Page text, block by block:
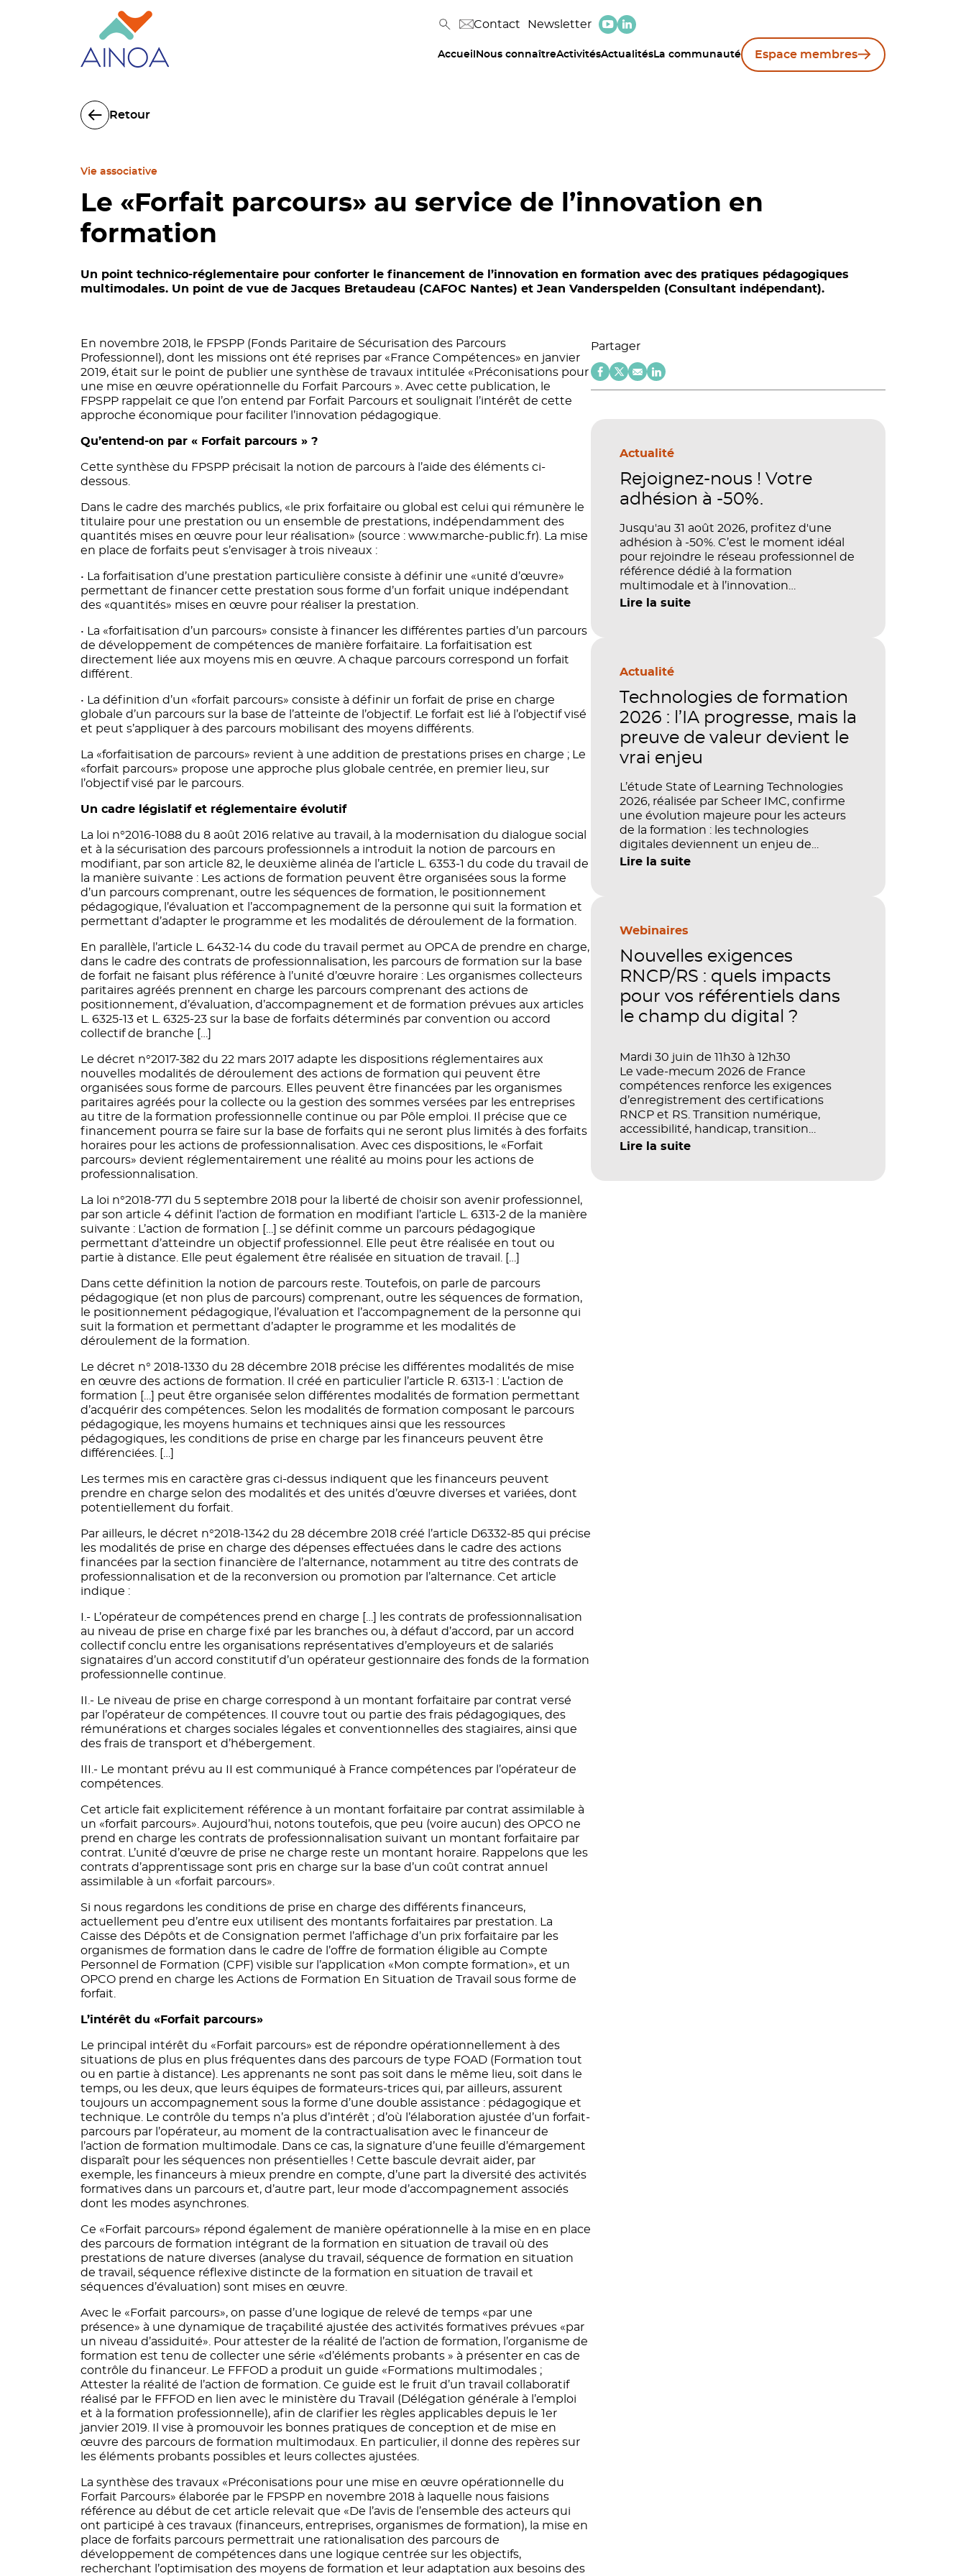
Contact Newsletter
Accueil Nous connaîtreActivitésActualités La communauté Espace membres
Retour
Vie associative
Le «Forfait parcours» au service de l’innovation en
formation
Un point technico-réglementaire pour conforter le financement de l’innovation en formation avec des pratiques pédagogiques
multimodales. Un point de vue de Jacques Bretaudeau (CAFOC Nantes) et Jean Vanderspelden (Consultant indépendant).
En novembre 2018, le FPSPP (Fonds Paritaire de Sécurisation des Parcours
Professionnel), dont les missions ont été reprises par «France Compétences» en janvier
2019, était sur le point de publier une synthèse de travaux intitulée «Préconisations pour
une mise en œuvre opérationnelle du Forfait Parcours ». Avec cette publication, le
FPSPP rappelait ce que l’on entend par Forfait Parcours et soulignait l’intérêt de cette
approche économique pour faciliter l’innovation pédagogique.
Qu’entend-on par « Forfait parcours » ?
Cette synthèse du FPSPP précisait la notion de parcours à l’aide des éléments ci-
dessous.
Dans le cadre des marchés publics, «le prix forfaitaire ou global est celui qui rémunère le
titulaire pour une prestation ou un ensemble de prestations, indépendamment des
quantités mises en œuvre pour leur réalisation» (source : www.marche-public.fr). La mise
en place de forfaits peut s’envisager à trois niveaux :
• La forfaitisation d’une prestation particulière consiste à définir une «unité d’œuvre»
permettant de financer cette prestation sous forme d’un forfait unique indépendant
des «quantités» mises en œuvre pour réaliser la prestation.
• La «forfaitisation d’un parcours» consiste à financer les différentes parties d’un parcours
de développement de compétences de manière forfaitaire. La forfaitisation est
directement liée aux moyens mis en œuvre. A chaque parcours correspond un forfait
différent.
• La définition d’un «forfait parcours» consiste à définir un forfait de prise en charge
globale d’un parcours sur la base de l’atteinte de l’objectif. Le forfait est lié à l’objectif visé
et peut s’appliquer à des parcours mobilisant des moyens différents.
La «forfaitisation de parcours» revient à une addition de prestations prises en charge ; Le
«forfait parcours» propose une approche plus globale centrée, en premier lieu, sur
l’objectif visé par le parcours.
Un cadre législatif et réglementaire évolutif
La loi n°2016-1088 du 8 août 2016 relative au travail, à la modernisation du dialogue social
et à la sécurisation des parcours professionnels a introduit la notion de parcours en
modifiant, par son article 82, le deuxième alinéa de l’article L. 6353-1 du code du travail de
la manière suivante : Les actions de formation peuvent être organisées sous la forme
d’un parcours comprenant, outre les séquences de formation, le positionnement
pédagogique, l’évaluation et l’accompagnement de la personne qui suit la formation et
permettant d’adapter le programme et les modalités de déroulement de la formation.
En parallèle, l’article L. 6432-14 du code du travail permet au OPCA de prendre en charge,
dans le cadre des contrats de professionnalisation, les parcours de formation sur la base
de forfait ne faisant plus référence à l’unité d’œuvre horaire : Les organismes collecteurs
paritaires agréés prennent en charge les parcours comprenant des actions de
positionnement, d’évaluation, d’accompagnement et de formation prévues aux articles
L. 6325-13 et L. 6325-23 sur la base de forfaits déterminés par convention ou accord
collectif de branche […]
Le décret n°2017-382 du 22 mars 2017 adapte les dispositions réglementaires aux
nouvelles modalités de déroulement des actions de formation qui peuvent être
organisées sous forme de parcours. Elles peuvent être financées par les organismes
paritaires agréés pour la collecte ou la gestion des sommes versées par les entreprises
au titre de la formation professionnelle continue ou par Pôle emploi. Il précise que ce
financement pourra se faire sur la base de forfaits qui ne seront plus limités à des forfaits
horaires pour les actions de professionnalisation. Avec ces dispositions, le «Forfait
parcours» devient réglementairement une réalité au moins pour les actions de
professionnalisation.
La loi n°2018-771 du 5 septembre 2018 pour la liberté de choisir son avenir professionnel,
par son article 4 définit l’action de formation en modifiant l’article L. 6313-2 de la manière
suivante : L’action de formation […] se définit comme un parcours pédagogique
permettant d’atteindre un objectif professionnel. Elle peut être réalisée en tout ou
partie à distance. Elle peut également être réalisée en situation de travail. […]
Dans cette définition la notion de parcours reste. Toutefois, on parle de parcours
pédagogique (et non plus de parcours) comprenant, outre les séquences de formation,
le positionnement pédagogique, l’évaluation et l’accompagnement de la personne qui
suit la formation et permettant d’adapter le programme et les modalités de
déroulement de la formation.
Le décret n° 2018-1330 du 28 décembre 2018 précise les différentes modalités de mise
en œuvre des actions de formation. Il créé en particulier l’article R. 6313-1 : L’action de
formation […] peut être organisée selon différentes modalités de formation permettant
d’acquérir des compétences. Selon les modalités de formation composant le parcours
pédagogique, les moyens humains et techniques ainsi que les ressources
pédagogiques, les conditions de prise en charge par les financeurs peuvent être
différenciées. […]
Les termes mis en caractère gras ci-dessus indiquent que les financeurs peuvent
prendre en charge selon des modalités et des unités d’œuvre diverses et variées, dont
potentiellement du forfait.
Par ailleurs, le décret n°2018-1342 du 28 décembre 2018 créé l’article D6332-85 qui précise
les modalités de prise en charge des dépenses effectuées dans le cadre des actions
financées par la section financière de l’alternance, notamment au titre des contrats de
professionnalisation et de la reconversion ou promotion par l’alternance. Cet article
indique :
I.- L’opérateur de compétences prend en charge […] les contrats de professionnalisation
au niveau de prise en charge fixé par les branches ou, à défaut d’accord, par un accord
collectif conclu entre les organisations représentatives d’employeurs et de salariés
signataires d’un accord constitutif d’un opérateur gestionnaire des fonds de la formation
professionnelle continue.
II.- Le niveau de prise en charge correspond à un montant forfaitaire par contrat versé
par l’opérateur de compétences. Il couvre tout ou partie des frais pédagogiques, des
rémunérations et charges sociales légales et conventionnelles des stagiaires, ainsi que
des frais de transport et d’hébergement.
III.- Le montant prévu au II est communiqué à France compétences par l’opérateur de
compétences.
Cet article fait explicitement référence à un montant forfaitaire par contrat assimilable à
un «forfait parcours». Aujourd’hui, notons toutefois, que peu (voire aucun) des OPCO ne
prend en charge les contrats de professionnalisation suivant un montant forfaitaire par
contrat. L’unité d’œuvre de prise ne charge reste un montant horaire. Rappelons que les
contrats d’apprentissage sont pris en charge sur la base d’un coût contrat annuel
assimilable à un «forfait parcours».
Si nous regardons les conditions de prise en charge des différents financeurs,
actuellement peu d’entre eux utilisent des montants forfaitaires par prestation. La
Caisse des Dépôts et de Consignation permet l’affichage d’un prix forfaitaire par les
organismes de formation dans le cadre de l’offre de formation éligible au Compte
Personnel de Formation (CPF) visible sur l’application «Mon compte formation», et un
OPCO prend en charge les Actions de Formation En Situation de Travail sous forme de
forfait.
L’intérêt du «Forfait parcours»
Le principal intérêt du «Forfait parcours» est de répondre opérationnellement à des
situations de plus en plus fréquentes dans des parcours de type FOAD (Formation tout
ou en partie à distance). Les apprenants ne sont pas soit dans le même lieu, soit dans le
temps, ou les deux, que leurs équipes de formateurs-trices qui, par ailleurs, assurent
toujours un accompagnement sous la forme d’une double assistance : pédagogique et
technique. Le contrôle du temps n’a plus d’intérêt ; d’où l’élaboration ajustée d’un forfait-
parcours par l’opérateur, au moment de la contractualisation avec le financeur de
l’action de formation multimodale. Dans ce cas, la signature d’une feuille d’émargement
disparaît pour les séquences non présentielles ! Cette bascule devrait aider, par
exemple, les financeurs à mieux prendre en compte, d’une part la diversité des activités
formatives dans un parcours et, d’autre part, leur mode d’accompagnement associés
dont les modes asynchrones.
Ce «Forfait parcours» répond également de manière opérationnelle à la mise en en place
des parcours de formation intégrant de la formation en situation de travail où des
prestations de nature diverses (analyse du travail, séquence de formation en situation
de travail, séquence réflexive distincte de la formation en situation de travail et
séquences d’évaluation) sont mises en œuvre.
Avec le «Forfait parcours», on passe d’une logique de relevé de temps «par une
présence» à une dynamique de traçabilité ajustée des activités formatives prévues «par
un niveau d’assiduité». Pour attester de la réalité de l’action de formation, l’organisme de
formation est tenu de collecter une série «d’éléments probants » à présenter en cas de
contrôle du financeur. Le FFFOD a produit un guide «Formations multimodales ;
Attester la réalité de l’action de formation. Ce guide est le fruit d’un travail collaboratif
réalisé par le FFFOD en lien avec le ministère du Travail (Délégation générale à l’emploi
et à la formation professionnelle), afin de clarifier les règles applicables depuis le 1er
janvier 2019. Il vise à promouvoir les bonnes pratiques de conception et de mise en
œuvre des parcours de formation multimodaux. En particulier, il donne des repères sur
les éléments probants possibles et leurs collectes ajustées.
La synthèse des travaux «Préconisations pour une mise en œuvre opérationnelle du
Forfait Parcours» élaborée par le FPSPP en novembre 2018 à laquelle nous faisions
référence au début de cet article relevait que «De l’avis de l’ensemble des acteurs qui
ont participé à ces travaux (financeurs, entreprises, organismes de formation), la mise en
place de forfaits parcours permettrait une rationalisation des parcours de
développement de compétences dans une logique centrée sur les objectifs,
recherchant l’optimisation des moyens de formation et leur adaptation aux besoins des
Partager
Actualité
Rejoignez-nous ! Votre
adhésion à -50%.
Jusqu'au 31 août 2026, profitez d'une
adhésion à -50%. C’est le moment idéal
pour rejoindre le réseau professionnel de
référence dédié à la formation
multimodale et à l’innovation
pédagogique.
Lire la suite
Actualité
Technologies de formation
2026 : l’IA progresse, mais la
preuve de valeur devient le
vrai enjeu
L’étude State of Learning Technologies
2026, réalisée par Scheer IMC, confirme
une évolution majeure pour les acteurs
de la formation : les technologies
digitales deviennent un enjeu de
pilotage, de performance et de preuve
comment démontrer concrètement
compétences, la productivité et la
performance des organisations ?
Lire la suite
Webinaires
Nouvelles exigences
RNCP/RS : quels impacts
pour vos référentiels dans
le champ du digital ?
Mardi 30 juin de 11h30 à 12h30
Le vade-mecum 2026 de France
compétences renforce les exigences
d’enregistrement des certifications
RNCP et RS. Transition numérique,
accessibilité, handicap, transition
écologique : quels impacts concrets pour
Lire la suite